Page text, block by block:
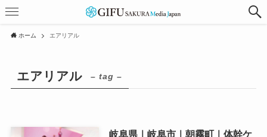
ホーム エアリアル
エアリアル – tag –
岐阜県｜岐阜市｜朝霧町｜体幹ケ